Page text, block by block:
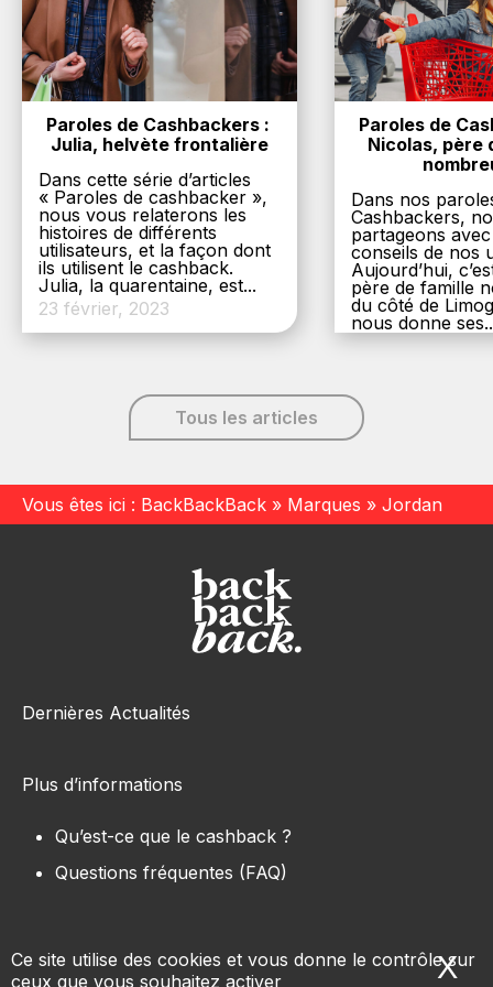
Ce site utilise des cookies et vous donne le contrôle sur
ceux que vous souhaitez activer
X
Paroles de Cashbackers :
Julia, helvète frontalière
Dans cette série d’articles
« Paroles de cashbacker »,
nous vous relaterons les
histoires de différents
utilisateurs, et la façon dont
ils utilisent le cashback.
Julia, la quarentaine, est...
23 février, 2023
Paroles de
Nicolas, père
Dans nos
Cashbackers,
partageons
conseils de nos
Aujourd’hui,
père de famille
du côté de
nous donne
6 décembre,
Tous les articles
Vous êtes ici : BackBackBack » Marques » Jordan
Dernières Actualités
Plus d’informations
Qu’est-ce que le cashback ?
Questions fréquentes (FAQ)